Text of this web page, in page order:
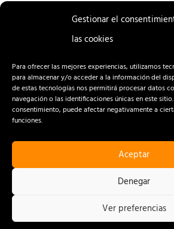
Gestionar el
las cookies
Para ofrecer las mejores experiencias, utilizamos
para almacenar y/o acceder a la información del
de estas tecnologías nos permitirá procesar datos
navegación o las identificaciones únicas en este
consentimiento, puede afectar negativamente a
funciones.
Aceptar
Denegar
Ver preferencias
ENTRADA
CONTACTO
AVISO LEGAL
POLÍTICA DE COOKIES